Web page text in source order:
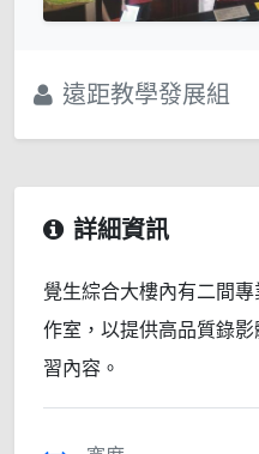
遠距教學發展組
詳細資訊
覺生綜合大樓內有二間
作室，以提供高品質錄
習內容。